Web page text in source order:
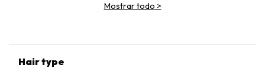
SAFFLOWER GLUCOSIDE - BENZYL SALICYLATE -
EXTRACT / GINGER ROOT EXTRACT - RESVERATROL -
Mostrar todo >
Hair type